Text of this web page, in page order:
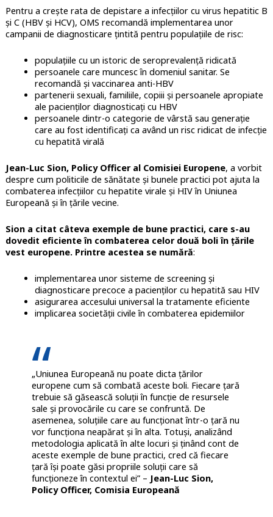
Pentru a crește rata de depistare a infecțiilor cu virus hepatitic B
și C (HBV și HCV), OMS recomandă implementarea unor
campanii de diagnosticare țintită pentru populațiile de risc:
populațiile cu un istoric de seroprevalență ridicată
persoanele care muncesc în domeniul sanitar. Se
recomandă și vaccinarea anti-HBV
partenerii sexuali, familiile, copiii și persoanele apropiate
ale pacienților diagnosticați cu HBV
persoanele dintr-o categorie de vârstă sau generație
care au fost identificați ca având un risc ridicat de infecție
cu hepatită virală
Jean-Luc Sion, Policy Officer al Comisiei Europene, a vorbit
despre cum politicile de sănătate și bunele practici pot ajuta la
combaterea infecțiilor cu hepatite virale și HIV în Uniunea
Europeană și în țările vecine.
Sion a citat câteva exemple de bune practici, care s-au
dovedit eficiente în combaterea celor două boli în țările
vest europene. Printre acestea se numără:
implementarea unor sisteme de screening și
diagnosticare precoce a pacienților cu hepatită sau HIV
asigurarea accesului universal la tratamente eficiente
implicarea societății civile în combaterea epidemiilor
„Uniunea Europeană nu poate dicta țărilor
europene cum să combată aceste boli. Fiecare țară
trebuie să găsească soluții în funcție de resursele
sale și provocările cu care se confruntă. De
asemenea, soluțiile care au funcționat într-o țară nu
vor funcționa neapărat și în alta. Totuși, analizând
metodologia aplicată în alte locuri și ținând cont de
aceste exemple de bune practici, cred că fiecare
țară își poate găsi propriile soluții care să
funcționeze în contextul ei” – Jean-Luc Sion,
Policy Officer, Comisia Europeană